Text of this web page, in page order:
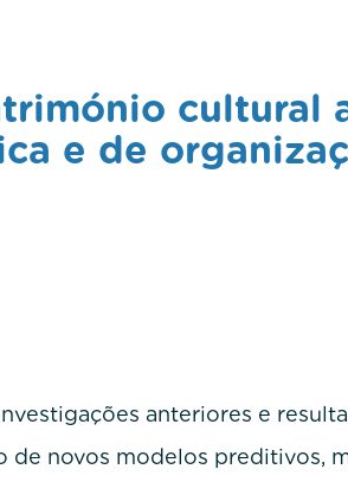
cultural
e de
anteriores e
de novos modelos preditivos,